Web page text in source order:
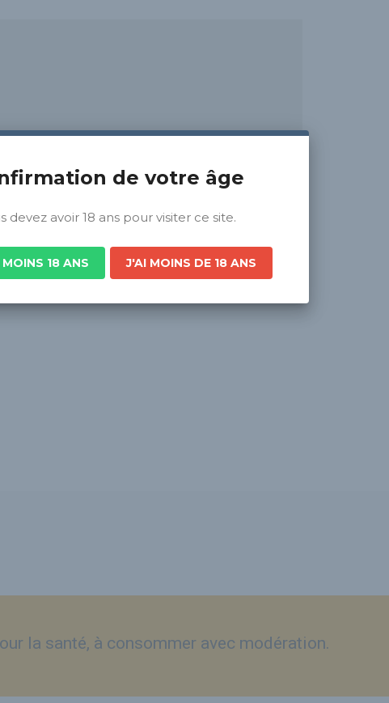
la santé, à consommer avec modération.
de votre âge
devez avoir 18 ans pour visiter ce site.
18 ANS J'AI MOINS DE 18 ANS